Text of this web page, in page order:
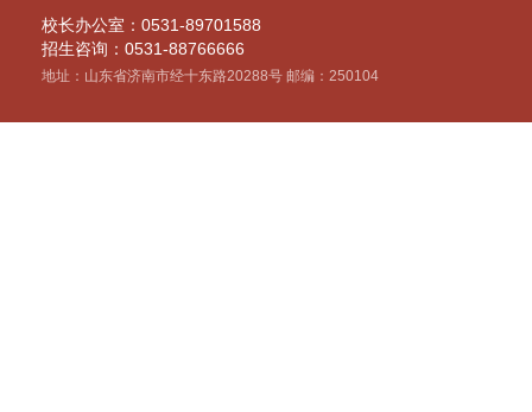
校长办公室：0531-89701588
招生咨询：0531-88766666
地址：山东省济南市经十东路20288号 邮编：250104